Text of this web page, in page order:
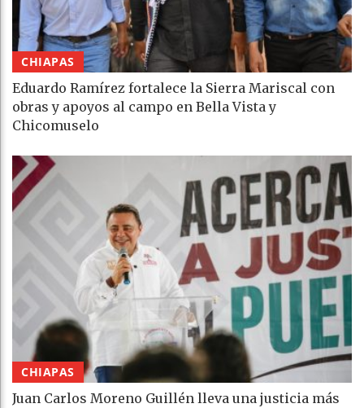
CHIAPAS
Eduardo Ramírez fortalece la Sierra Mariscal con
obras y apoyos al campo en Bella Vista y
Chicomuselo
CHIAPAS
Juan Carlos Moreno Guillén lleva una justicia más